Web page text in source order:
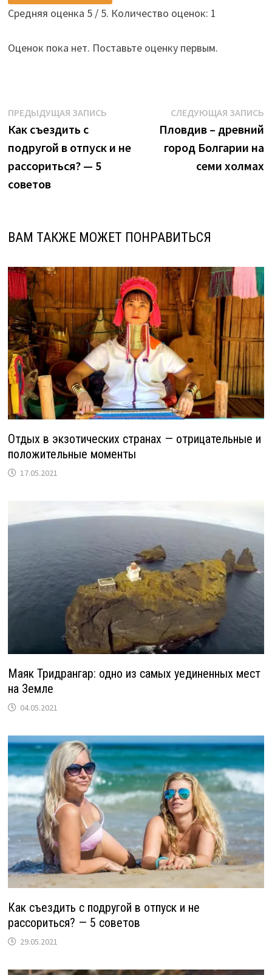
Средняя оценка 5/ 5. Количество оценок: 1
Оценок пока нет. Поставьте оценку первым.
Навигация
по
записям
ПРЕДЫДУЩАЯ ЗАПИСЬПредыдущая
Как съездить с
подругой в отпуск и не
рассориться? — 5
советов
СЛЕДУЮЩАЯ ЗАПИСЬ
Пловдив – древний
город Болгарии на
семи холмах
ВАМ ТАКЖЕ МОЖЕТ ПОНРАВИТЬСЯ
Отдых в экзотических странах — отрицательные и
положительные моменты
17.05.2021
Маяк Тридрангар: одно из самых уединенных мест
на Земле
04.05.2021
Как съездить с подругой в отпуск и не
рассориться? — 5 советов
29.05.2021